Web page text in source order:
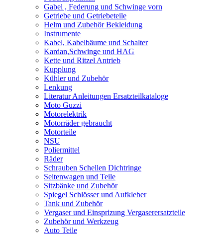
Gabel , Federung und Schwinge vorn
Getriebe und Getriebeteile
Helm und Zubehör Bekleidung
Instrumente
Kabel, Kabelbäume und Schalter
Kardan,Schwinge und HAG
Kette und Ritzel Antrieb
Kupplung
Kühler und Zubehör
Lenkung
Literatur Anleitungen Ersatzteilkataloge
Moto Guzzi
Motorelektrik
Motorräder gebraucht
Motorteile
NSU
Poliermittel
Räder
Schrauben Schellen Dichtringe
Seitenwagen und Teile
Sitzbänke und Zubehör
Spiegel Schlösser und Aufkleber
Tank und Zubehör
Vergaser und Einsprizung Vergaserersatzteile
Zubehör und Werkzeug
Auto Teile